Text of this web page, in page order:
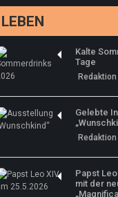
LEBEN
Kalte
Tage
Redaktion
Gelebte
Redaktion
Papst
mit der